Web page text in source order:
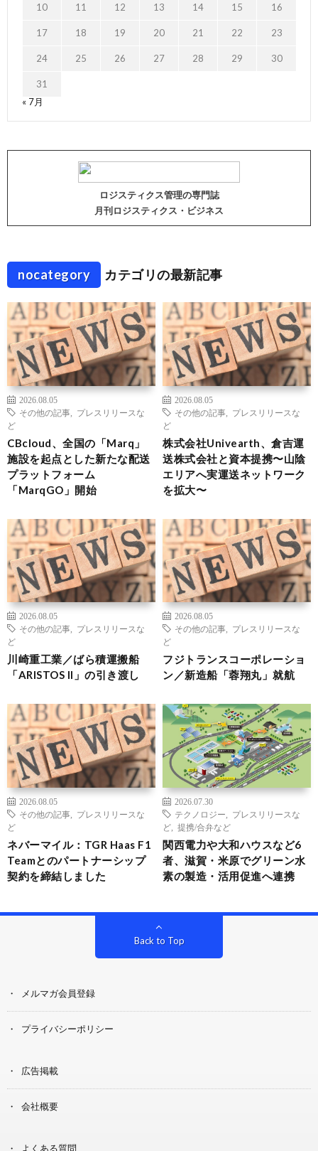
10 11 12 13 14 15 16
17 18 19 20 21 22 23
24 25 26 27 28 29 30
31
« 7月
ロジスティクス管理の専門誌
月刊ロジスティクス・ビジネス
nocategory カテゴリの最新記事
2026.08.05
その他の記事
プレスリリースな
ど
CBcloud、全国の「Marq」
施設を起点とした新たな配送
プラットフォーム
「MarqGO」開始
2026.08.05
その他の記事
プレスリリースな
ど
株式会社Univearth、倉吉運
送株式会社と資本提携〜山陰
エリアへ実運送ネットワーク
を拡大〜
2026.08.05
その他の記事
プレスリリースな
ど
川崎重工業／ばら積運搬船
「ARISTOS II」の引き渡し
2026.08.05
その他の記事
プレスリリースな
ど
フジトランスコーポレーショ
ン／新造船「蓉翔丸」就航
2026.08.05
その他の記事
プレスリリースな
ど
ネバーマイル：TGR Haas F1
Teamとのパートナーシップ
契約を締結しました
2026.07.30
テクノロジー
プレスリリースな
ど
提携/合弁など
関西電力や大和ハウスなど6
者、滋賀・米原でグリーン水
素の製造・活用促進へ連携
Back to Top
メルマガ会員登録
プライバシーポリシー
広告掲載
会社概要
よくある質問